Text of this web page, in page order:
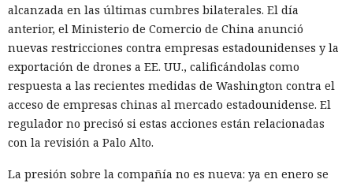
alcanzada en las últimas cumbres bilaterales. El día
anterior, el Ministerio de Comercio de China anunció
nuevas restricciones contra empresas estadounidenses y la
exportación de drones a EE. UU., calificándolas como
respuesta a las recientes medidas de Washington contra el
acceso de empresas chinas al mercado estadounidense. El
regulador no precisó si estas acciones están relacionadas
con la revisión a Palo Alto.
La presión sobre la compañía no es nueva: ya en enero se